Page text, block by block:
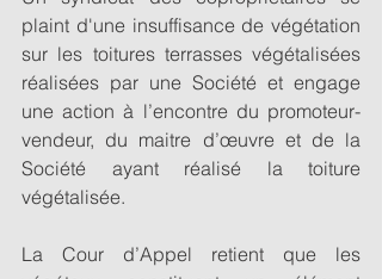
plaint d'une insuffisance de végétation
sur les toitures terrasses végétalisées
réalisées par une Société et engage
une action à l’encontre du promoteur-
vendeur, du maitre d’œuvre et de la
Société ayant réalisé la toiture
végétalisée.
La Cour d’Appel retient que les